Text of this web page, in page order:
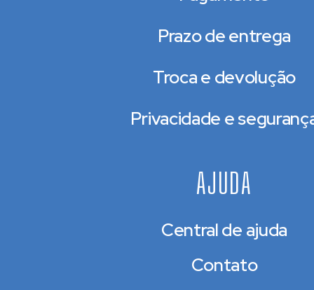
Prazo de entrega
Troca e devolução
Privacidade e
AJUDA
Central de ajuda
Contato